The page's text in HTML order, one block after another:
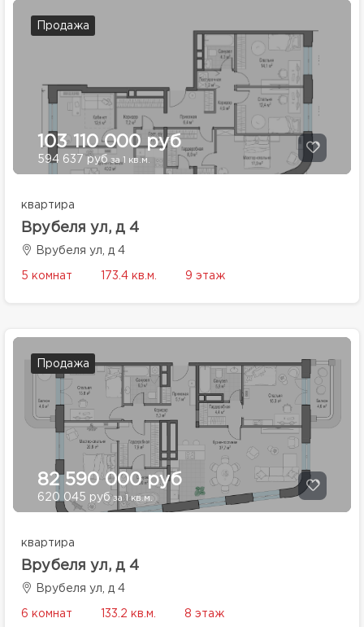
Продажа
103 110 000 руб
594 637 руб за 1 кв.м.
квартира
Врубеля ул, д 4
Врубеля ул, д 4
5 комнат 173.4 кв.м. 9 этаж
Продажа
82 590 000 руб
620 045 руб за 1 кв.м.
квартира
Врубеля ул, д 4
Врубеля ул, д 4
6 комнат 133.2 кв.м. 8 этаж